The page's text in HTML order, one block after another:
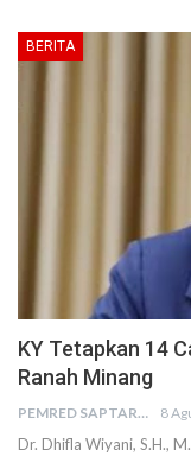
BERITA
KY Tetapkan 14
Ranah Minang
PEMRED SAPTARIUS 8
Dr. Dhifla Wiyani, S.H.,